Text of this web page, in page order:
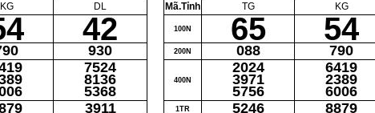
KG
DL
42
930
7524
8136
5368
3911
Mã.Tỉnh
100N
200N
400N
1TR
TG
65
088
2024
3971
5756
5246
KG
54
790
6419
2389
6006
8879